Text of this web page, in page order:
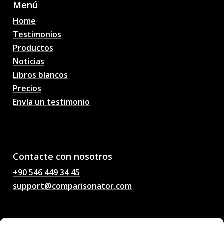
Menú
Home
Testimonios
Productos
Noticias
Libros blancos
Precios
Envía un testimonio
Contacte con nosotros
+90 546 449 34 45
support@comparisonator.com